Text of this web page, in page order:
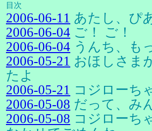
目次
2006-06-11 あたし、ぴ
2006-06-04 ご！ ご！
2006-06-04 うんち、も
2006-05-21 おほしさま
たよ
2006-05-21 コジローち
2006-05-08 だって、み
2006-05-08 コジローち